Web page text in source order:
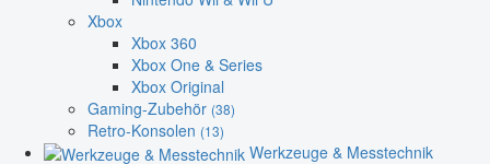
Xbox
Xbox 360
Xbox One & Series
Xbox Original
Gaming-Zubehör (38)
Retro-Konsolen (13)
Werkzeuge & Messtechnik